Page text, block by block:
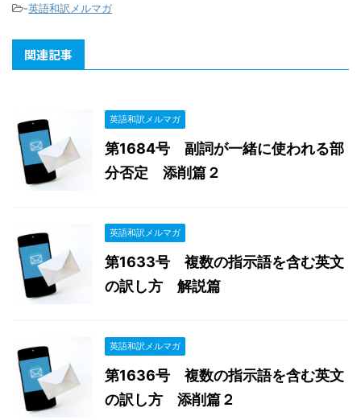
-英語和訳メルマガ
関連記事
英語和訳メルマガ
第1684号 副詞が一緒に使われる部
分否定 添削篇２
英語和訳メルマガ
第1633号 複数の指示語を含む英文
の訳し方 解説篇
英語和訳メルマガ
第1636号 複数の指示語を含む英文
の訳し方 添削篇２